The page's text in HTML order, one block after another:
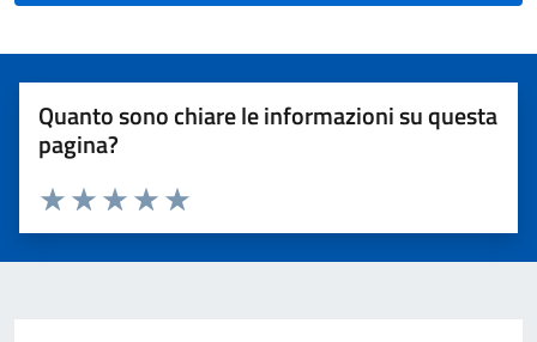
Quanto sono chiare le informazioni su questa
pagina?
Valuta 5 stelle su 5
Valuta 4 stelle su 5
Valuta 3 stelle su 5
Valuta 2 stelle su 5
Valuta 1 stelle su 5